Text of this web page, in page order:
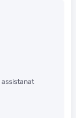
assistanat